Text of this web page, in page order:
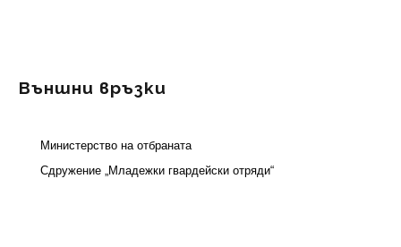
Външни връзки
Министерство на отбраната
Сдружение „Младежки гвардейски отряди“